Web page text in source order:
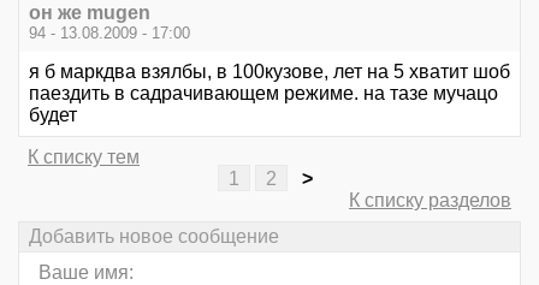
он же mugen
94 - 13.08.2009 - 17:00
я б маркдва взялбы, в 100кузове, лет на 5 хватит шоб
паездить в садрачивающем режиме. на тазе мучацо
будет
К списку тем
1
2
>
К списку разделов
Добавить новое сообщение
Ваше имя: